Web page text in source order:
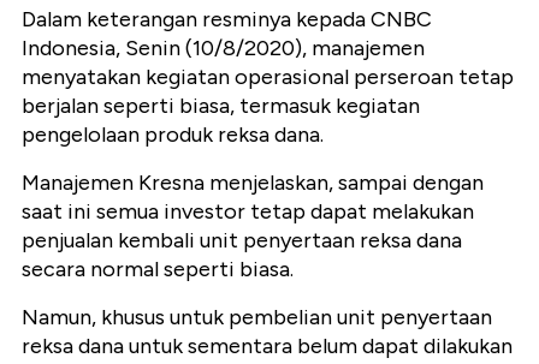
Dalam keterangan resminya kepadaCNBC
Indonesia, Senin (10/8/2020), manajemen
menyatakan kegiatan operasional perseroan tetap
berjalan seperti biasa, termasuk kegiatan
pengelolaan produk reksa dana.
Manajemen Kresna menjelaskan, sampai dengan
saat ini semua investor tetap dapat melakukan
penjualan kembali unit penyertaan reksa dana
secara normal seperti biasa.
Namun, khusus untuk pembelian unit penyertaan
reksa dana untuk sementara belum dapat dilakukan